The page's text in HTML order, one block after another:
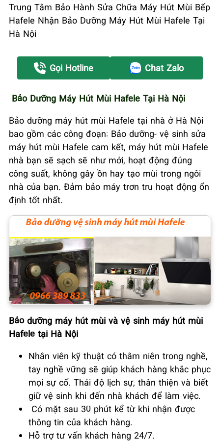
Trung Tâm Bảo Hành Sửa Chữa Máy Hút Mùi Bếp
Hafele Nhận Bảo Dưỡng Máy Hút Mùi Hafele Tại
Hà Nội
Gọi Hotline Chat Zalo
Bảo Dưỡng Máy Hút Mùi Hafele Tại Hà Nội
Bảo dưỡng máy hút mùi Hafele tại nhà ở Hà Nội
bao gồm các công đoạn: Bảo dưỡng- vệ sinh sửa
máy hút mùi Hafele cam kết, máy hút mùi Hafele
nhà bạn sẽ sạch sẽ như mới, hoạt động đúng
công suất, không gây ồn hay tạo mùi trong ngôi
nhà của bạn. Đảm bảo máy trơn tru hoạt động ổn
định tốt nhất.
Bảo dưỡng máy hút mùi và vệ sinh máy hút mùi
Hafele tại Hà Nội
Nhân viên kỹ thuật có thâm niên trong nghề,
tay nghề vững sẽ giúp khách hàng khắc phục
mọi sự cố. Thái độ lịch sự, thân thiện và biết
giữ vệ sinh khi đến nhà khách để làm việc.
Có mặt sau 30 phút kể từ khi nhận được
thông tin của khách hàng.
Hỗ trợ tư vấn khách hàng 24/7.